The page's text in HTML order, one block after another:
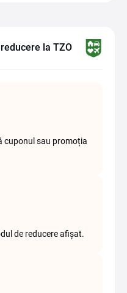
la TZO
cuponul sau promoția
de reducere afișat.